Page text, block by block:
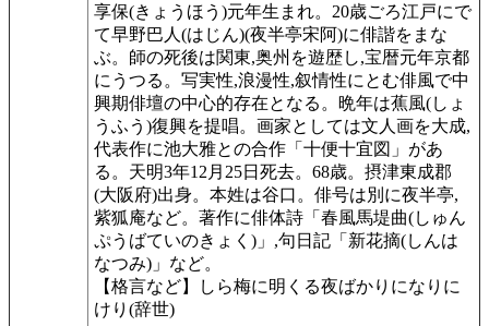
享保(きょうほう)元年生まれ。20歳ごろ江戸にで
て早野巴人(はじん)(夜半亭宋阿)に俳諧をまな
ぶ。師の死後は関東,奥州を遊歴し,宝暦元年京都
にうつる。写実性,浪漫性,叙情性にとむ俳風で中
興期俳壇の中心的存在となる。晩年は蕉風(しょ
うふう)復興を提唱。画家としては文人画を大成,
代表作に池大雅との合作「十便十宜図」があ
る。天明3年12月25日死去。68歳。摂津東成郡
(大阪府)出身。本姓は谷口。俳号は別に夜半亭,
紫狐庵など。著作に俳体詩「春風馬堤曲(しゅん
ぷうばていのきょく)」,句日記「新花摘(しんは
なつみ)」など。
【格言など】しら梅に明くる夜ばかりになりに
けり(辞世)